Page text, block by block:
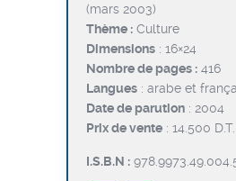
(mars 2003)
Thème : Culture
Dimensions : 16×24
Nombre de pages : 416
Langues : arabe et
Date de parution : 2004
Prix de vente : 14.500 D.T.
I.S.B.N :